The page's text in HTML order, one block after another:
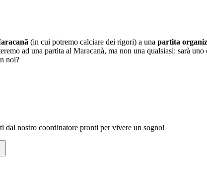
(in cui potremo calciare dei rigori) a una partita
ad una partita al Maracanà, ma non una qualsiasi: sarà uno
noi?
nostro coordinatore pronti per vivere un sogno!